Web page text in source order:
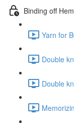
Binding off
Yarn for
Double
Double